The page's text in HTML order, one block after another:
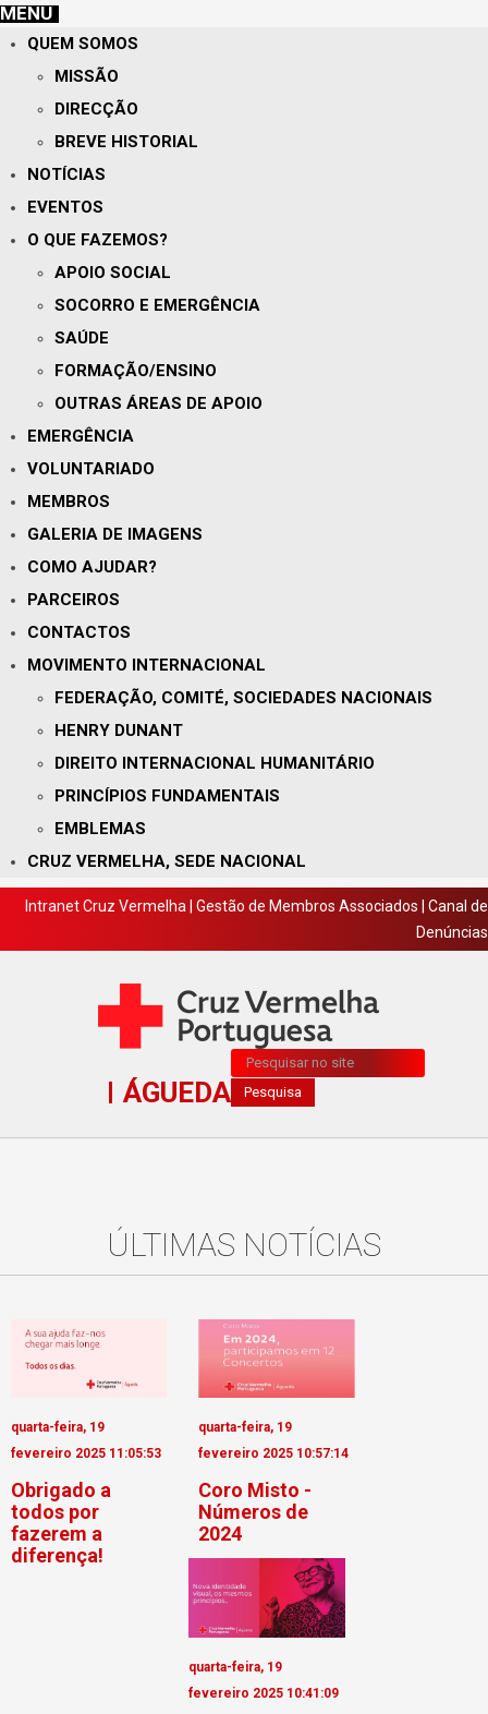
MENU
QUEM SOMOS
MISSÃO
DIRECÇÃO
BREVE HISTORIAL
NOTÍCIAS
EVENTOS
O QUE FAZEMOS?
APOIO SOCIAL
SOCORRO E EMERGÊNCIA
SAÚDE
FORMAÇÃO/ENSINO
OUTRAS ÁREAS DE APOIO
EMERGÊNCIA
VOLUNTARIADO
MEMBROS
GALERIA DE IMAGENS
COMO AJUDAR?
PARCEIROS
CONTACTOS
MOVIMENTO INTERNACIONAL
FEDERAÇÃO, COMITÉ, SOCIEDADES NACIONAIS
HENRY DUNANT
DIREITO INTERNACIONAL HUMANITÁRIO
PRINCÍPIOS FUNDAMENTAIS
EMBLEMAS
CRUZ VERMELHA, SEDE NACIONAL
Intranet Cruz Vermelha Gestão de Membros Associados
Canal de
Denúncias
ÁGUEDA
Pesquisa...
Pesquisa
ÚLTIMAS NOTÍCIAS
quarta-feira, 19
fevereiro 2025 11:05:53
Obrigado a
todos por
fazerem a
diferença!
quarta-feira, 19
fevereiro 2025 10:57:14
Coro Misto -
Números de
2024
quarta-feira, 19
fevereiro 2025 10:41:09